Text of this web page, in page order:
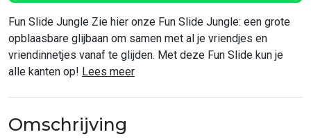
Fun Slide Jungle Zie hier onze Fun Slide Jungle: een grote
opblaasbare glijbaan om samen met al je vriendjes en
vriendinnetjes vanaf te glijden. Met deze Fun Slide kun je
alle kanten op! Lees meer
Omschrijving